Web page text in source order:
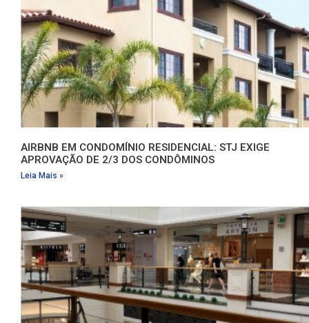
AIRBNB EM CONDOMÍNIO RESIDENCIAL: STJ EXIGE
APROVAÇÃO DE 2/3 DOS CONDÔMINOS
Leia Mais »